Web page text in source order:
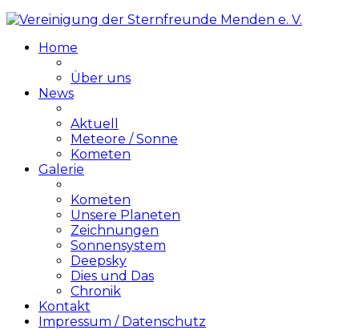
Home
Über uns
News
Aktuell
Meteore / Sonne
Kometen
Galerie
Kometen
Unsere Planeten
Zeichnungen
Sonnensystem
Deepsky
Dies und Das
Chronik
Kontakt
Impressum / Datenschutz